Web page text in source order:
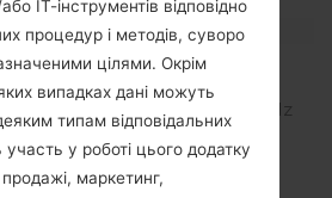
та дані
1 Міні SIM
GSM 900/1800/1900 MHz
-
-
ІТ-інструментів відповідно
процедур і методів, суворо
цілями. Окрім
випадках дані можуть
типам відповідальних
участь у роботі цього додатку
продажі, маркетинг,